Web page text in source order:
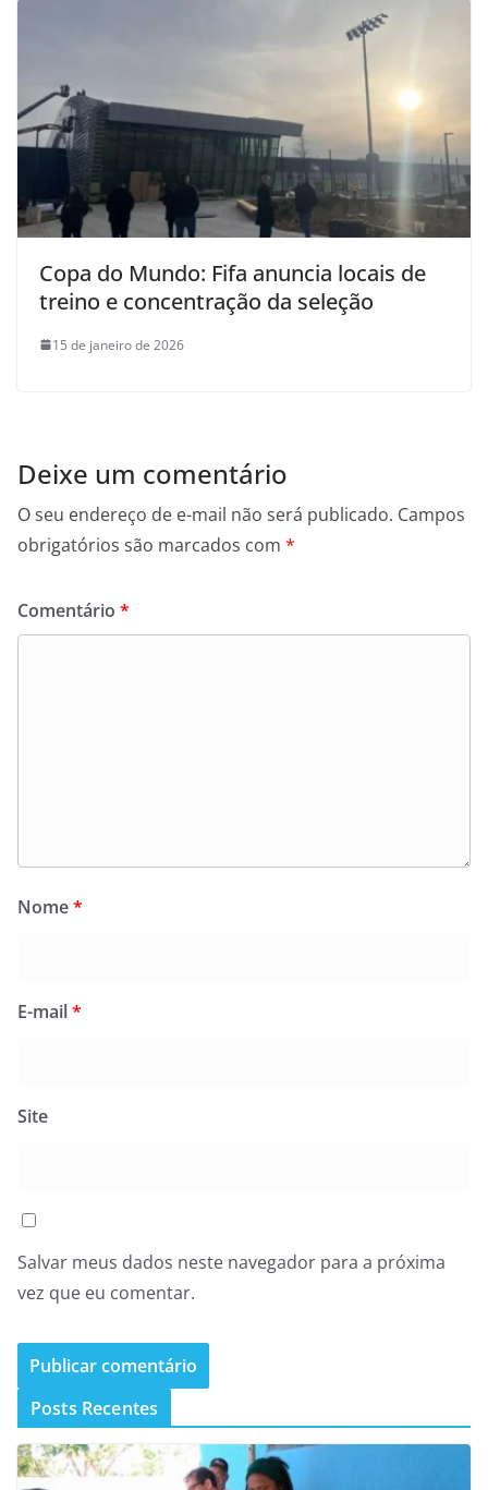
Copa do Mundo: Fifa anuncia locais de
treino e concentração da seleção
15 de janeiro de 2026
Deixe um comentário
O seu endereço de e-mail não será publicado. Campos
obrigatórios são marcados com *
Comentário *
Nome*
E-mail*
Site
Salvar meus dados neste navegador para a próxima
vez que eu comentar.
Posts Recentes